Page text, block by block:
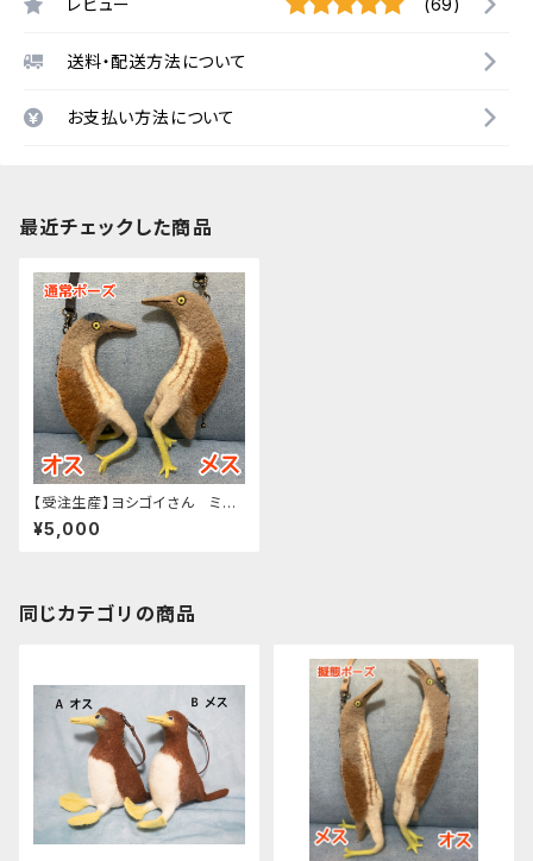
送料・配送方法について
お支払い方法について
最近チェックした商品
【受注生産】ヨシゴイさん ミニ
ポーチ 通常
¥5,000
同じカテゴリの商品